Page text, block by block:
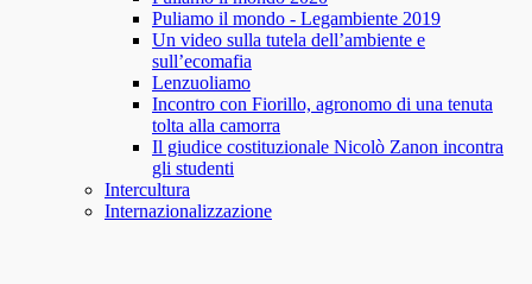
Puliamo il mondo - Legambiente 2019
Un video sulla tutela dell’ambiente e
sull’ecomafia
Lenzuoliamo
Incontro con Fiorillo, agronomo di una tenuta
tolta alla camorra
Il giudice costituzionale Nicolò Zanon incontra
gli studenti
Intercultura
Internazionalizzazione